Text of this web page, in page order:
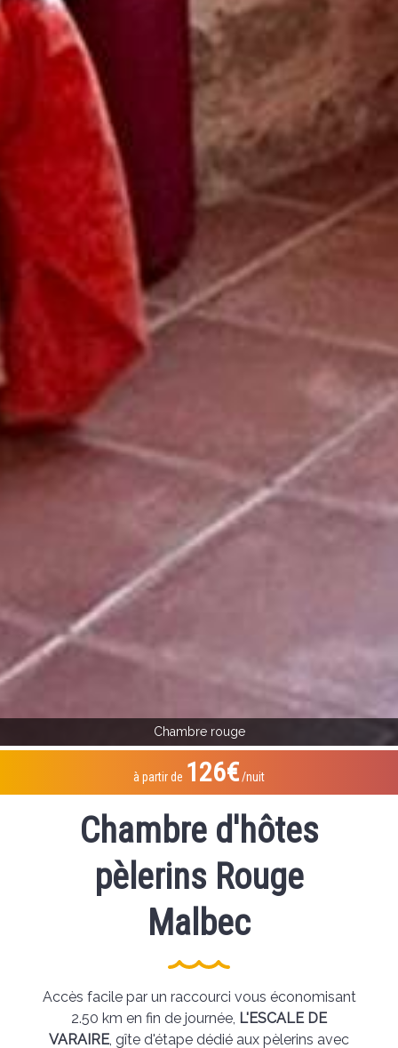
Chambre rouge
à partir de 126€/nuit
Chambre d'hôtes
pèlerins Rouge
Malbec
Accès facile par un raccourci vous économisant
2.50 km en fin de journée, L'ESCALE DE
VARAIRE, gîte d'étape dédié aux pèlerins avec